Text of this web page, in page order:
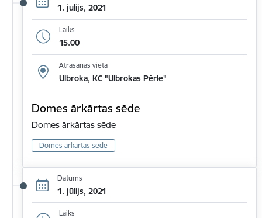
1. jūlijs, 2021
Laiks
15.00
Atrašanās vieta
Ulbroka, KC "Ulbrokas Pērle"
Domes ārkārtas sēde
Domes ārkārtas sēde
Domes ārkārtas sēde
Datums
1. jūlijs, 2021
Laiks